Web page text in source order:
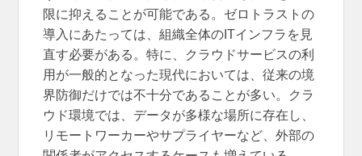
限に抑えることが可能である。ゼロトラストの
導入にあたっては、組織全体のITインフラを見
直す必要がある。特に、クラウドサービスの利
用が一般的となった現代においては、従来の境
界防御だけでは不十分であることが多い。クラ
ウド環境では、データが多様な場所に存在し、
リモートワーカーやサプライヤーなど、外部の